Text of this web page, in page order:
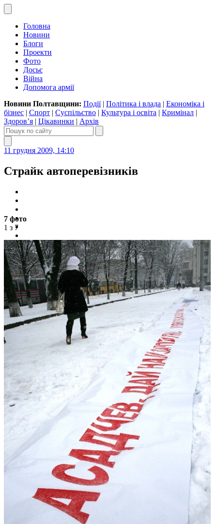
Головна
Новини
Блоги
Проекти
Фото
Досьє
Війна
Допомога армії
Новини Полтавщини: Події| Політика і влада | Економіка і
бізнес | Спорт | Суспільство | Культура і освіта | Кримінал |
Здоров’я | Цікавинки | Архів
11 грудня 2009, 14:10
Страйк автоперевізників
7 фото
1 з 7